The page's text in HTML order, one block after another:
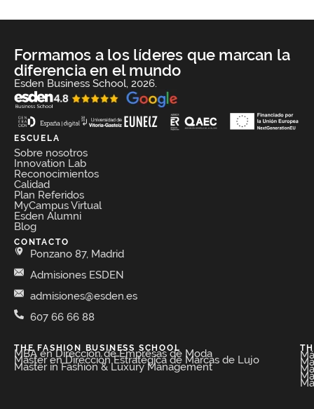
Formamos a los líderes que marcan la
diferencia en el mundo
Esden Business School, 2026.
ESCUELA
Sobre nosotros
Innovation Lab
Reconocimientos
Calidad
Plan Referidos
MyCampus Virtual
Esden Alumni
Blog
CONTACTO
Ponzano 87, Madrid
Admisiones ESDEN
admisiones@esden.es
607 66 66 88
THE FASHION BUSINESS SCHOOL​
MBA en Dirección de Empresas de Moda​
Máster en Dirección Estratégica de Marcas de Lujo
Master in Fashion & Luxury Management